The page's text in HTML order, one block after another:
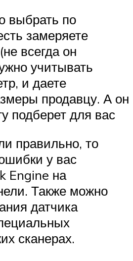
выбрать по
замеряете
всегда он
учитывать
и даете
продавцу. А он
подберет для вас
правильно, то
у вас
Engine на
Также можно
датчика
сканерах.